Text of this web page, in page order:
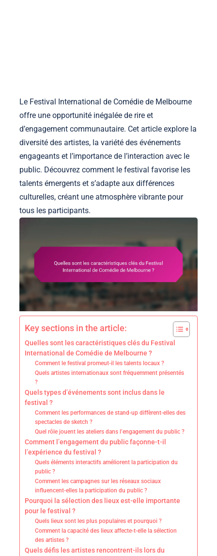
Le Festival International de Comédie de Melbourne
offre une opportunité inégalée de rire et
d’engagement communautaire. Cet article explore la
diversité des artistes, la variété des événements
engageants et l’importance de l’interaction avec le
public. Découvrez comment le festival favorise les
talents émergents et s’adapte aux différences
culturelles, créant une atmosphère vibrante pour
tous les participants.
Key sections in the article:
Quelles sont les caractéristiques clés du Festival
International de Comédie de Melbourne ?
Comment le festival promeut-il les talents locaux ?
Quels artistes internationaux sont fréquemment présentés
?
Quels types d’événements sont inclus dans le
festival ?
Comment les performances de stand-up diffèrent-elles des
spectacles de sketch ?
Quel rôle jouent les ateliers dans l’engagement du public ?
Comment l’engagement du public façonne-t-il
l’expérience du festival ?
Quels éléments interactifs améliorent la participation du
public ?
Comment les campagnes sur les réseaux sociaux
influencent-elles la participation du public ?
Pourquoi la sélection des lieux est-elle importante
pour le festival ?
Quels lieux sont les plus populaires et pourquoi ?
Comment la capacité des lieux affecte-t-elle la sélection
des artistes ?
Quels défis les artistes rencontrent-ils lors du